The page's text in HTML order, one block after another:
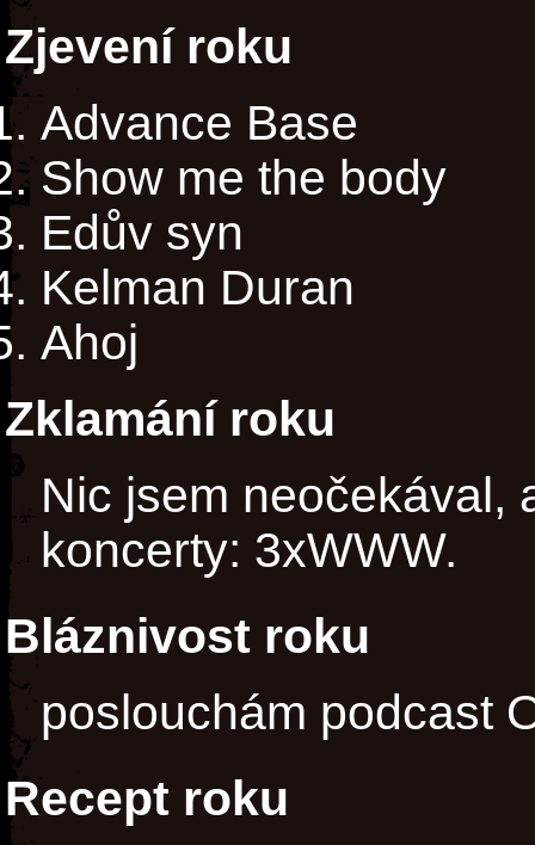
Zjevení roku
Advance Base
Show me the body
Edův syn
Kelman Duran
Ahoj
Zklamání roku
Nic jsem neočekával,
koncerty: 3xWWW.
Bláznivost roku
poslouchám podcast
Recept roku